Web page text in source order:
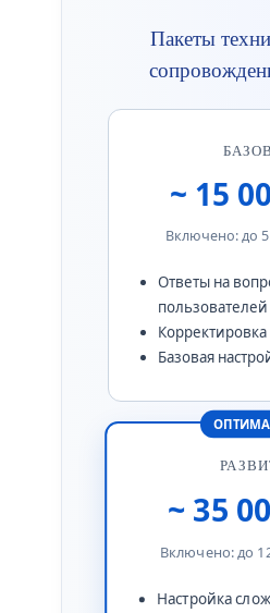
Пакеты
~ 15
Включено: до
Ответы на
пользователей
Корректировка
Базовая
~ 35
Включено: до
Настройка